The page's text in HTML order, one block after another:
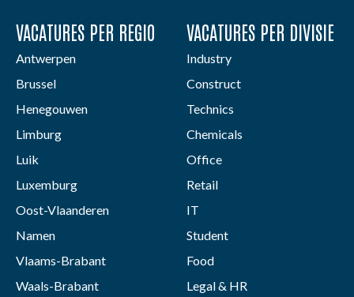
VACATURES PER REGIO
Antwerpen
Brussel
Henegouwen
Limburg
Luik
Luxemburg
Oost-Vlaanderen
Namen
Vlaams-Brabant
Waals-Brabant
VACATURES PER DIVISIE
Industry
Construct
Technics
Chemicals
Office
Retail
IT
Student
Food
Legal & HR